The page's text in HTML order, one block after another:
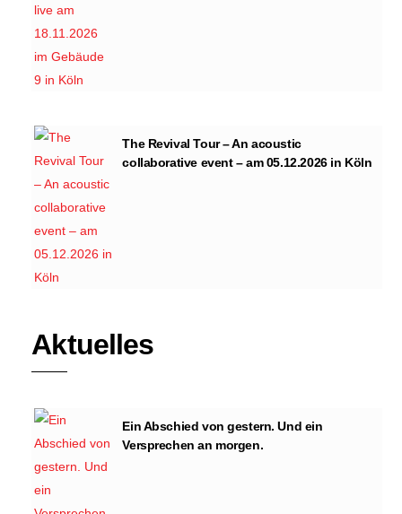
The Revival Tour – An acoustic
collaborative event – am 05.12.2026 in Köln
Aktuelles
Ein Abschied von gestern. Und ein
Versprechen an morgen.